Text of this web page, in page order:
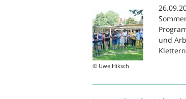
© Uwe Hiksch
und